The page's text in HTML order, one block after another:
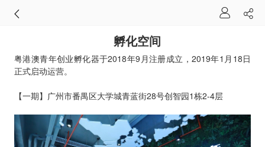
孵化空间
粤港澳青年创业孵化器于2018年9月注册成立，2019年1月18日
正式启动运营。
【一期】广州市番禺区大学城青蓝街28号创智园1栋2-4层